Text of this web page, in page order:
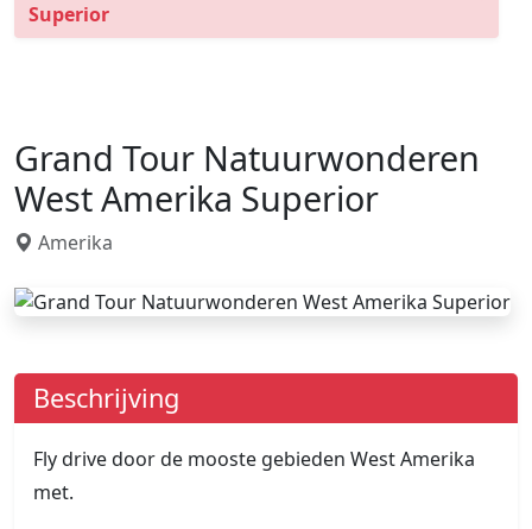
Superior
Grand Tour Natuurwonderen
West Amerika Superior
Amerika
Beschrijving
Fly drive door de mooste gebieden West Amerika
met.